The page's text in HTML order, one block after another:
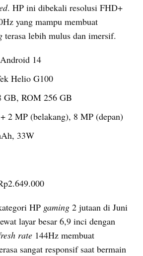
. HP ini dibekali resolusi FHD+
yang mampu membuat
terasa lebih mulus dan imersif.
14
Helio G100
ROM 256 GB
2 MP (belakang), 8 MP (depan)
33W
HP gaming 2 jutaan di Juni
layar besar 6,9 inci dengan
rate 144Hz membuat